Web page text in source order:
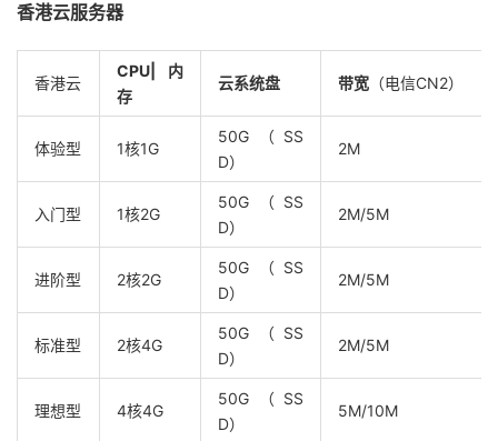
香港云服务器
香港云
CPU|
内
存
云系统盘 带宽 （电信CN2）
体验型 1核1G
50G（SS
D）
2M
入门型 1核2G
50G（SS
D）
2M/5M
进阶型 2核2G
50G（SS
D）
2M/5M
标准型 2核4G
50G（SS
D）
2M/5M
理想型 4核4G
50G（SS
D）
5M/10M